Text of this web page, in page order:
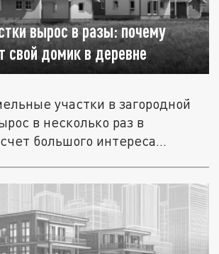
вырос в разы: почему
свой домик в деревне
участки в загородной
в несколько раз в
большого интереса...